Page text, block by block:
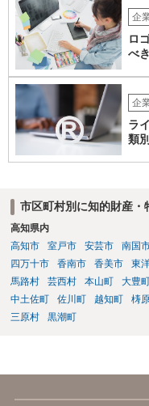
企
ロ
べ
企
ラ
類
市区町村別に知的財産・
高知県内
高知市
室戸市 安芸市 南国
四万十市
香南市 香美市 東
馬路村
芸西村 本山町 大豊
中土佐町
佐川町 越知町 梼
三原村
黒潮町